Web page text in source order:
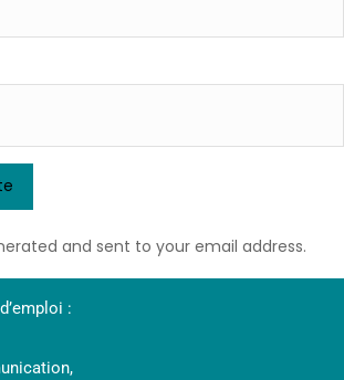
and sent to your email address.
: